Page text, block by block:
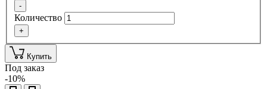
-
Количество
+
Купить
Под заказ
-10%